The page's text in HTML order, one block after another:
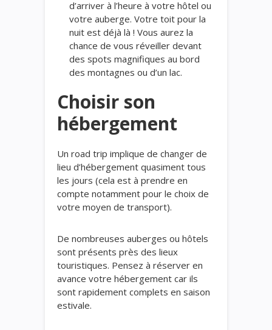
d’arriver à l’heure à votre hôtel ou
votre auberge. Votre toit pour la
nuit est déjà là ! Vous aurez la
chance de vous réveiller devant
des spots magnifiques au bord
des montagnes ou d’un lac.
Choisir son
hébergement
Un road trip implique de changer de
lieu d’hébergement quasiment tous
les jours (cela est à prendre en
compte notamment pour le choix de
votre moyen de transport).
De nombreuses auberges ou hôtels
sont présents près des lieux
touristiques. Pensez à réserver en
avance votre hébergement car ils
sont rapidement complets en saison
estivale.